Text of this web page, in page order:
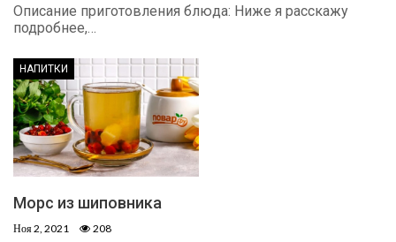
Описание приготовления блюда: Ниже я расскажу
подробнее,…
НАПИТКИ
Морс из шиповника
Ноя 2, 2021 208